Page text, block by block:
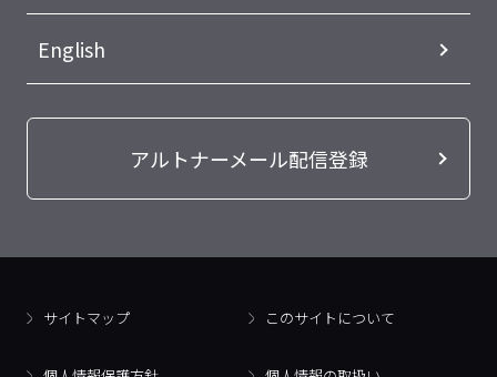
English
アルトナーメール配信登録
サイトマップ このサイトについて